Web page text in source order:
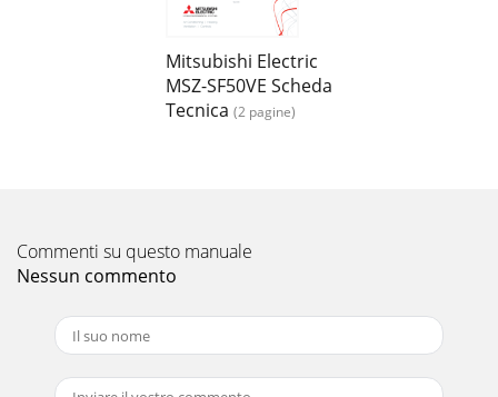
Mitsubishi Electric
MSZ-SF50VE Scheda
Tecnica (2 pagine)
Commenti su questo manuale
Nessun commento